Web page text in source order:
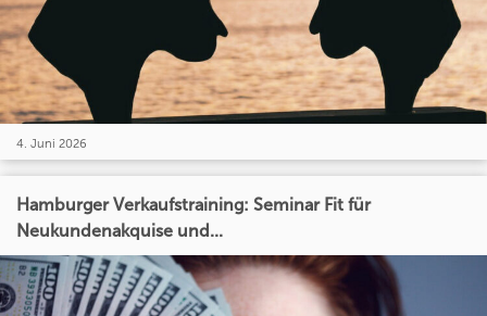
4. Juni 2026
Hamburger Verkaufstraining: Seminar Fit für
Neukundenakquise und...